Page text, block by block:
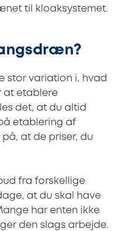
til kloaksystemet.
stor variation i, hvad
at etablere
det, at du altid
etablering af
at de priser, du
fra forskellige
at du skal have
har enten ikke
den slags arbejde.